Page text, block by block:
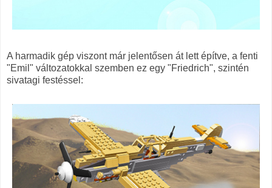
A harmadik gép viszont már jelentősen át lett építve, a fenti
"Emil" változatokkal szemben ez egy "Friedrich", szintén
sivatagi festéssel: